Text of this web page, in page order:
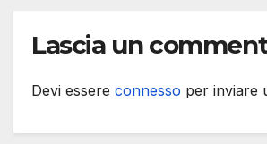
Lascia un
Devi essere connesso per inviare